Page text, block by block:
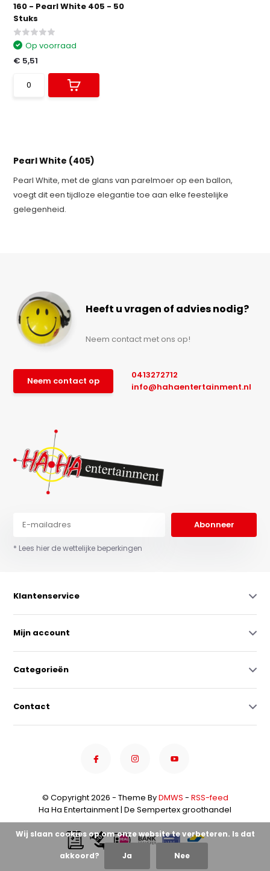
160 - Pearl White 405 - 50
Stuks
Op voorraad
€ 5,51
Pearl White (405)
Pearl White, met de glans van parelmoer op een ballon,
voegt dit een tijdloze elegantie toe aan elke feestelijke
gelegenheid.
Heeft u vragen of advies nodig?
Neem contact met ons op!
Neem contact op
0413272712
info@hahaentertainment.nl
Abonneer
* Lees hier de wettelijke beperkingen
Klantenservice
Mijn account
Categorieën
Contact
© Copyright 2026 - Theme ByDMWS - RSS-feed
Ha Ha Entertainment | De Sempertex groothandel
Wij slaan cookies op om onze website te verbeteren. Is dat
akkoord? Ja Nee